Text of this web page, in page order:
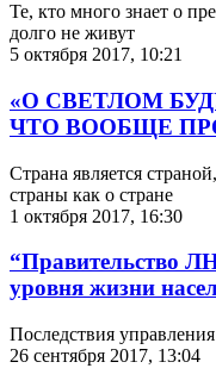
Те, кто много знает о
долго не живут
5 октября 2017, 10:21
«О СВЕТЛОМ
ЧТО ВООБЩЕ
Страна является
страны как о стране
1 октября 2017, 16:30
“Правительство
уровня жизни
Последствия
26 сентября 2017, 13:04